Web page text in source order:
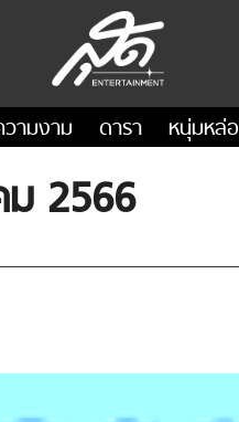
ามงาม ดารา หนุ่มหล่อ
2566